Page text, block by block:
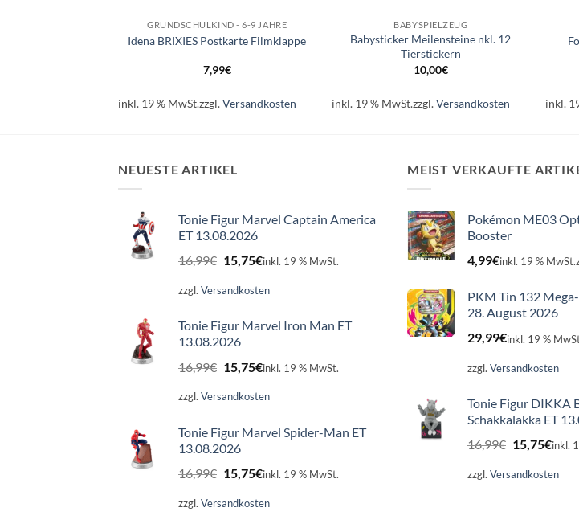
GRUNDSCHULKIND - 6-9 JAHRE
Idena BRIXIES Postkarte Filmklappe
7,99€
inkl. 19 % MwSt.zzgl.Versandkosten
BABYSPIELZEUG
Babysticker Meilensteine nkl. 12
Tierstickern
10,00€
inkl. 19 % MwSt.zzgl.Versandkosten inkl.
NEUESTE ARTIKEL
Tonie Figur Marvel Captain America
ET 13.08.2026
16,99€ Ursprünglicher
Preis
war:
15,75€Aktueller
ist:
inkl. 19 % MwSt.
zzgl. Versandkosten
Tonie Figur Marvel Iron Man ET
13.08.2026
16,99€ Ursprünglicher
Preis
war:
15,75€Aktueller
ist:
inkl. 19 % MwSt.
zzgl. Versandkosten
Tonie Figur Marvel Spider-Man ET
13.08.2026
16,99€ Ursprünglicher
Preis
war:
15,75€Aktueller
ist:
inkl. 19 % MwSt.
zzgl. Versandkosten
MEIST VERKAUFTE
Pokémon ME03
Booster
4,99€inkl. 19 % MwSt.
PKM Tin 132
28. August 2026
29,99€inkl. 19 %
zzgl. Versandkosten
Tonie Figur DIKKA
Schakkalakka ET
16,99€
Preis
war:
15,75€
ist:
inkl.
zzgl. Versandkosten